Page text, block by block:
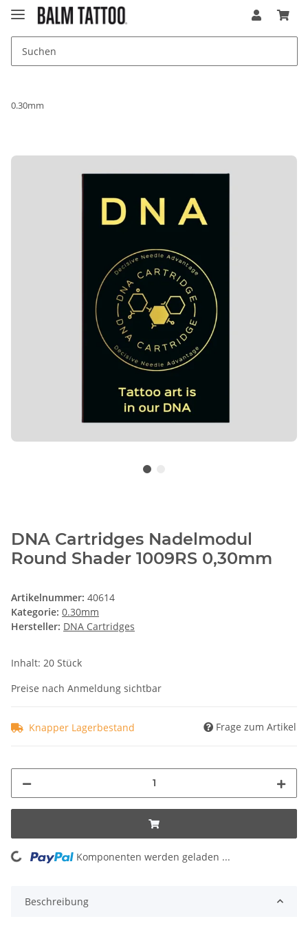
0.30mm
DNA Cartridges Nadelmodul
Round Shader 1009RS 0,30mm
Artikelnummer: 40614
Kategorie: 0.30mm
Hersteller: DNA Cartridges
Inhalt: 20 Stück
Preise nach Anmeldung sichtbar
Knapper Lagerbestand Frage zum Artikel
Loading... Komponenten werden geladen ...
Beschreibung